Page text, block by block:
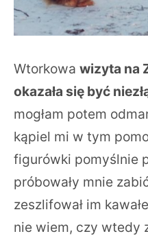
Wtorkowa wizyta na
okazała się być
mogłam potem
kąpiel mi w tym
figurówki pomyślnie
próbowały mnie
zeszlifował im
nie wiem, czy wtedy